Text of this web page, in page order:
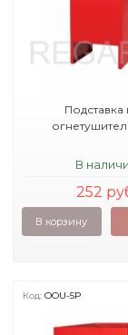
Подставка
В
252
В корзину
Код: OOU-5P